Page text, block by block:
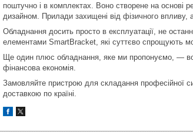
поштучно і в комплектах. Воно створене на основі
дизайном. Прилади захищені від фізичного впливу,
Обладнання досить просто в експлуатації, не
елементами SmartBracket, які суттєво спрощують
Ще один плюс обладнання, яке ми пропонуємо, —
фінансова економія.
Замовляйте пристрою для складання професійної
доставкою по країні.